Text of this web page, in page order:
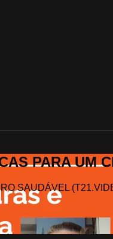
PARA UM
SAUDÁVEL